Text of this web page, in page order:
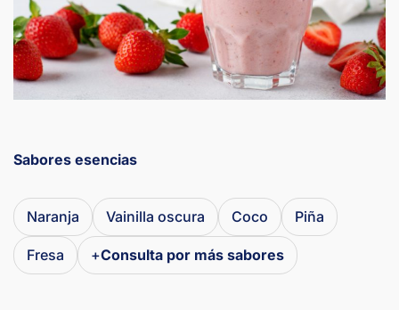
Sabores esencias
Naranja Vainilla oscura Coco Piña
Fresa +Consulta por más sabores